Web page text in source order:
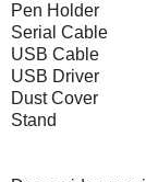
Pen Holder
Serial Cable
USB Cable
USB Driver
Dust Cover
Stand